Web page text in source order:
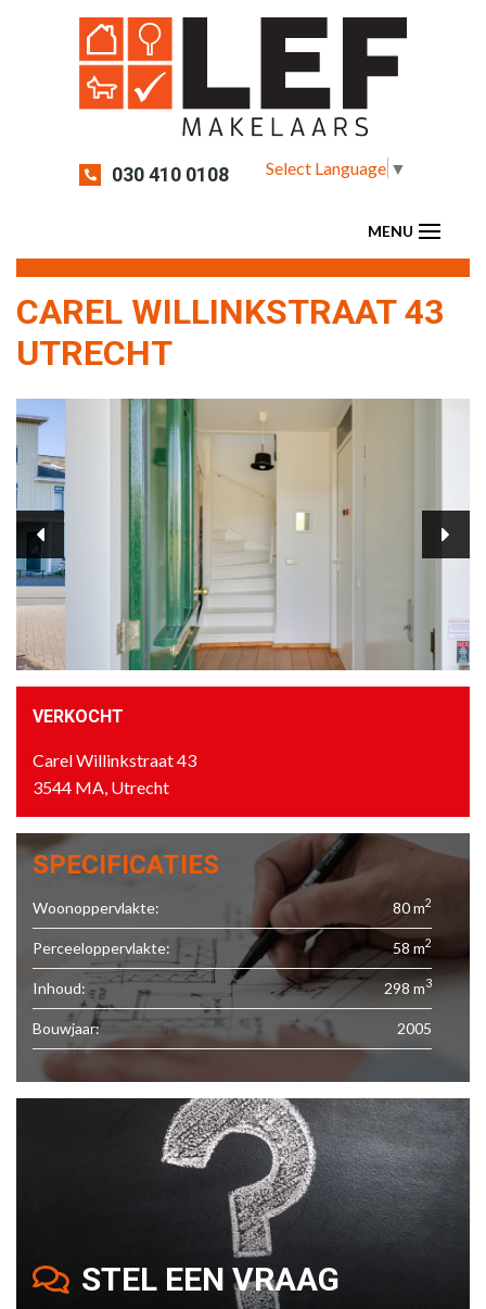
030 410 0108 Select Language ▼
CAREL WILLINKSTRAAT 43
UTRECHT
VERKOCHT
Carel Willinkstraat 43
3544 MA, Utrecht
SPECIFICATIES
Woonoppervlakte: 80 m2
Perceeloppervlakte: 58 m2
Inhoud: 298 m3
Bouwjaar: 2005
STEL EEN VRAAG